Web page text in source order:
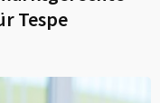
Tespe